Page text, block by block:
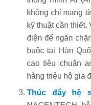
không chỉ mang
kỹ thuật cần
điện để ngăn
buộc tại Hàn
cao tiêu chuẩn
hàng triệu hộ gia
Thúc đẩy hệ